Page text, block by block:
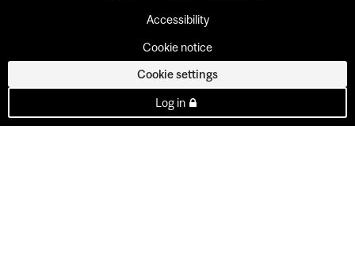
Accessibility
Cookie notice
Cookie settings
Log in